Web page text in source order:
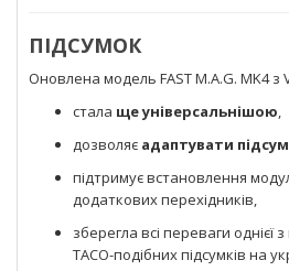
ПІДСУМОК
Оновлена модель FAST M.A.G. MK4
стала ще універсальнішою,
дозволяє адаптувати
підтримує встановлення
додаткових перехідників,
зберегла всі переваги однієї
TACO-подібних підсумків на